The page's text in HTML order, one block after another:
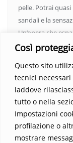
Così
Questo sito
tecnici
laddove
tutto o nella
Impostazioni
profilazione o
mostrare
pelle. Potrai
sandali e la
Un’opera che
vedere oltre i
indimenticabile.
questo viaggio
Parola trasformi